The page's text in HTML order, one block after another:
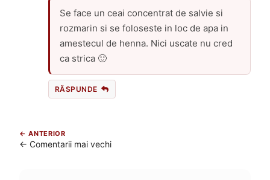
Se face un ceai concentrat de salvie si
rozmarin si se foloseste in loc de apa in
amestecul de henna. Nici uscate nu cred
ca strica 🙂
RĂSPUNDE
Navigare
în
← Comentarii mai vechi